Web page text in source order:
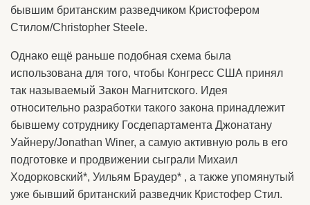
бывшим британским разведчиком Кристофером
Стилом/Christopher Steele.
Однако ещё раньше подобная схема была
использована для того, чтобы Конгресс США принял
так называемый Закон Магнитского. Идея
относительно разработки такого закона принадлежит
бывшему сотруднику Госдепартамента Джонатану
Уайнеру/Jonathan Winer, а самую активную роль в его
подготовке и продвижении сыграли Михаил
Ходорковский*, Уильям Браудер* , а также упомянутый
уже бывший британский разведчик Кристофер Стил.